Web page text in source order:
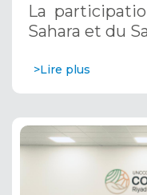
Saoudite
La
Sahara et du
>Lire plus